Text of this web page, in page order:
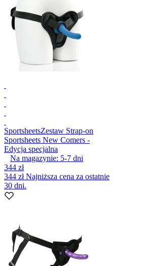
SportsheetsZestaw Strap-on
Sportsheets New Comers -
Edycja specjalna
Na magazynie: 5-7 dni
344 zł
344 złNajniższa cena za ostatnie
30 dni.